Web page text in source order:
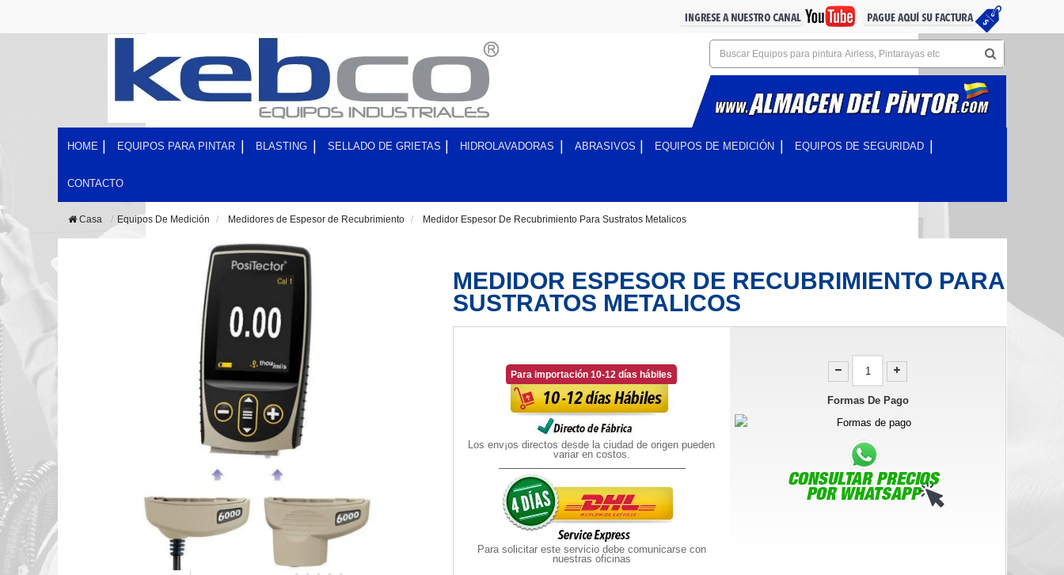
HOME EQUIPOS PARA PINTAR BLASTING SELLADO DE GRIETAS HIDROLAVADORAS ABRASIVOS EQUIPOS DE MEDICIÓN EQUIPOS DE SEGURIDAD
CONTACTO
Casa Equipos De Medición > Medidores de Espesor de Recubrimiento > Medidor Espesor De Recubrimiento Para Sustratos Metalicos
MEDIDOR ESPESOR DE RECUBRIMIENTO PARA
SUSTRATOS METALICOS
Para importación 10-12 días hábiles
Los env¡os directos desde la ciudad de origen pueden
variar en costos.
Para solicitar este servicio debe comunicarse con
nuestras oficinas
Formas De Pago